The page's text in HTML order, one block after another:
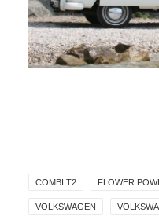
COMBI T2 FLOWER
VOLKSWAGEN